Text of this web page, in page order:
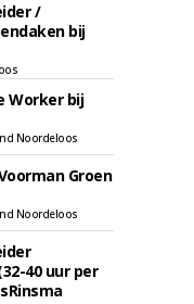
/
bij
Worker bij
Noordeloos
Groen
Noordeloos
40 uur per